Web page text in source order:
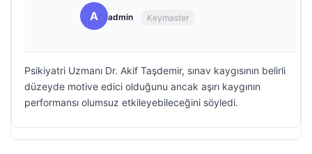
A admin Keymaster
Psikiyatri Uzmanı Dr. Akif Taşdemir, sınav kaygısının belirli
düzeyde motive edici olduğunu ancak aşırı kaygının
performansı olumsuz etkileyebileceğini söyledi.